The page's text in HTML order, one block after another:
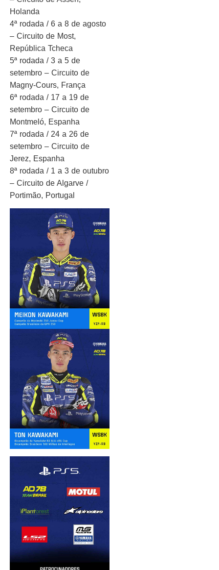
Holanda
4ª rodada / 6 a 8 de agosto
– Circuito de Most,
República Tcheca
5ª rodada / 3 a 5 de
setembro – Circuito de
Magny-Cours, França
6ª rodada / 17 a 19 de
setembro – Circuito de
Montmeló, Espanha
7ª rodada / 24 a 26 de
setembro – Circuito de
Jerez, Espanha
8ª rodada / 1 a 3 de outubro
– Circuito de Algarve /
Portimão, Portugal